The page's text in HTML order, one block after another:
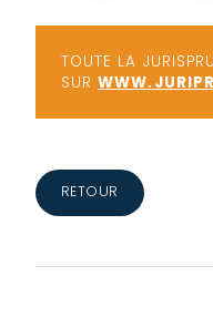
TOUTE LA
SUR
RETOUR